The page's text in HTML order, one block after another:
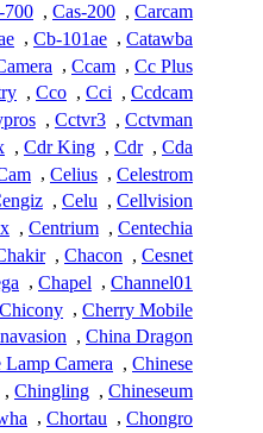
Carcam
,
Cas-200
,
700
Catawba
,
Cb-101ae
,
Cc Plus
,
Ccam
,
Ccdcam
,
Cci
,
Cco
,
Cctvman
,
Cctvr3
,
Cda
,
Cdr
,
Cdr King
,
Celestrom
,
Celius
,
Cellvision
,
Celu
,
Centechia
,
Centrium
,
Cesnet
,
Chacon
,
Channel01
,
Chapel
,
Cherry Mobile
,
Chicony
China Dragon
,
Chinese
,
Lamp Camera
Chineseum
,
Chingling
,
Chongro
,
Chortau
,